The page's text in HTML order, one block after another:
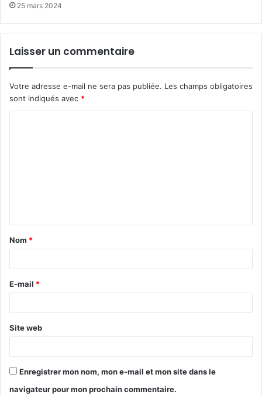
25 mars 2024
Laisser un commentaire
Votre adresse e-mail ne sera pas publiée. Les champs obligatoires
sont indiqués avec *
t
a
e
*
Nom *
E-mail *
Site web
Enregistrer mon nom, mon e-mail et mon site dans le
navigateur pour mon prochain commentaire.